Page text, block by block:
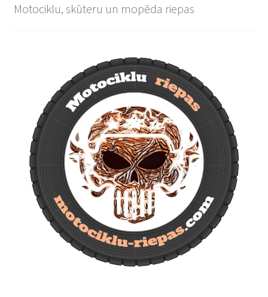
Motociklu, skūteru un mopēda riepas